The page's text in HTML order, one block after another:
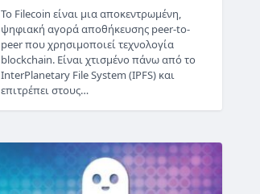
Το Filecoin είναι μια αποκεντρωμένη,
ψηφιακή αγορά αποθήκευσης peer-to-
peer που χρησιμοποιεί τεχνολογία
blockchain. Είναι χτισμένο πάνω από το
InterPlanetary File System (IPFS) και
επιτρέπει στους…